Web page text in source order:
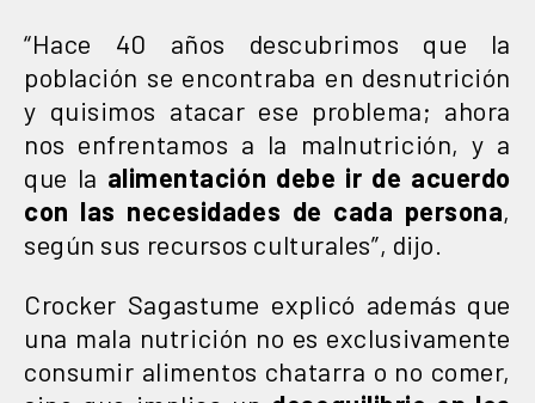
“Hace 40 años descubrimos que la
población se encontraba en desnutrición
y quisimos atacar ese problema; ahora
nos enfrentamos a la malnutrición, y a
que la alimentación debe ir de acuerdo
con las necesidades de cada persona,
según sus recursos culturales”, dijo.
Crocker Sagastume explicó además que
una mala nutrición no es exclusivamente
consumir alimentos chatarra o no comer,